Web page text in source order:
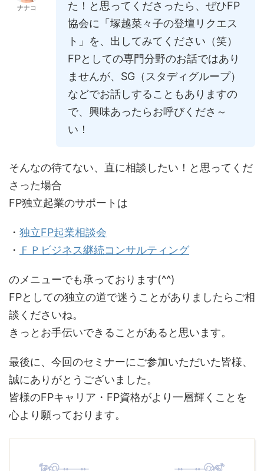
ナナコ
た！と思ってくださったら、ぜひFP
協会に「塚越菜々子の登壇リクエス
ト」を、出してみてください（笑）
FPとしての専門分野のお話ではあり
ませんが、SG（スタディグループ）
などでお話しすることもありますの
で、興味あったらお呼びくださ～
い！
そんなの待てない、直に相談したい！と思ってくだ
さった場合
FP独立起業のサポートは
・ 独立FP起業相談会
・ ＦＰビジネス継続コンサルティング
のメニューでも承っております(^^)
FPとしての独立の道で迷うことがありましたらご相
談くださいね。
きっとお手伝いできることがあると思います。
最後に、今回のセミナーにご参加いただいた皆様、
誠にありがとうございました。
皆様のFPキャリア・FP資格がより一層輝くことを
心より願っております。